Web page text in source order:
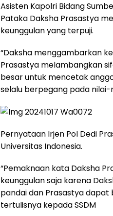
Asisten Kapolri Bidang
Pataka Daksha Prasastya
keunggulan yang terpuji.
“Daksha menggambarkan
Prasastya melambangkan
besar untuk mencetak
selalu berpegang pada nilai-
Pernyataan Irjen Pol Dedi
Universitas Indonesia.
“Pemaknaan kata Daksha
keunggulan saja karena
pandai dan Prasastya
tertulisnya kepada SSDM